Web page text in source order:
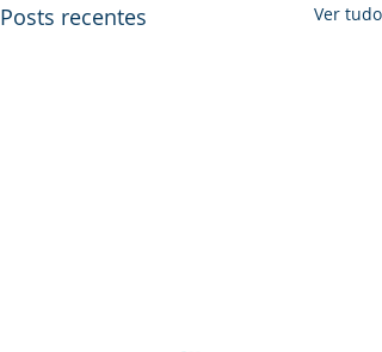
Posts recentes Ver tudo